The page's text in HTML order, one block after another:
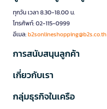
ทุกวัน เวลา 8.30-18.00 น.
โทรศัพท์: 02-115-0999
อีเมล:b2sonlineshopping@b2s.co.th
การสนับสนุนลูกค้า
เกี่ยวกับเรา
กลุ่มธุรกิจในเครือ